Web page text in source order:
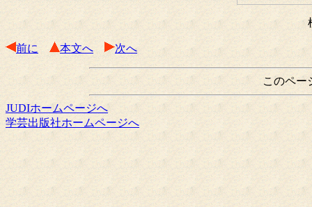
前に 本文へ 次へ
このペー
JUDIホームページへ
学芸出版社ホームページへ